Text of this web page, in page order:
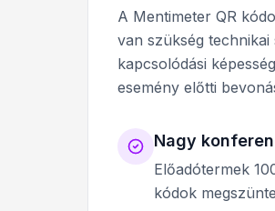
A Mentimeter QR
van szükség
kapcsolódási
esemény előtti
Nagy
Előadótermek
kódok